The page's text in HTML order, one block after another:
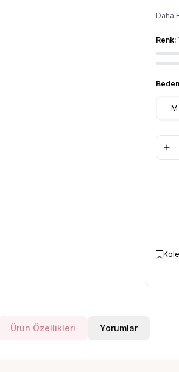
Daha
Renk:
M
Ürün Özellikleri Yorumlar